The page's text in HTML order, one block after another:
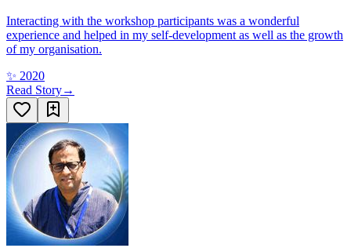
Interacting with the workshop participants was a wonderful
experience and helped in my self-development as well as the growth
of my organisation.
✨ 2020
Read Story→